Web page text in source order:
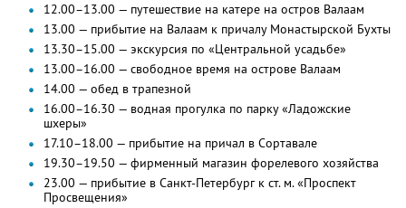
12.00–13.00 — путешествие на катере на остров Валаам
13.00 — прибытие на Валаам к причалу Монастырской Бухты
13.30–15.00 — экскурсия по «Центральной усадьбе»
13.00–16.00 — свободное время на острове Валаам
14.00 — обед в трапезной
16.00–16.30 — водная прогулка по парку «Ладожские
шхеры»
17.10–18.00 — прибытие на причал в Сортавале
19.30–19.50 — фирменный магазин форелевого хозяйства
23.00 — прибытие в Санкт-Петербург к ст. м. «Проспект
Просвещения»